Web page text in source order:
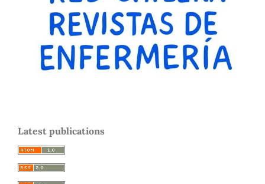
Latest publications